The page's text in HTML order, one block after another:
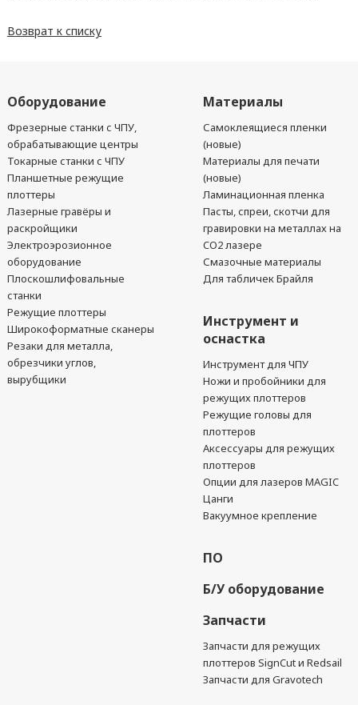
Возврат к списку
Оборудование
Фрезерные станки с ЧПУ,
обрабатывающие центры
Токарные станки с ЧПУ
Планшетные режущие
плоттеры
Лазерные гравёры и
раскройщики
Электроэрозионное
оборудование
Плоскошлифовальные
станки
Режущие плоттеры
Широкоформатные сканеры
Резаки для металла,
обрезчики углов,
вырубщики
Материалы
Самоклеящиеся пленки
(новые)
Материалы для печати
(новые)
Ламинационная пленка
Пасты, спреи, скотчи для
гравировки на металлах на
CO2 лазере
Смазочные материалы
Для табличек Брайля
Инструмент и
оснастка
Инструмент для ЧПУ
Ножи и пробойники для
режущих плоттеров
Режущие головы для
плоттеров
Аксессуары для режущих
плоттеров
Опции для лазеров MAGIC
Цанги
Вакуумное крепление
ПО
Б/У оборудование
Запчасти
Запчасти для режущих
плоттеров SignCut и Redsail
Запчасти для Gravotech